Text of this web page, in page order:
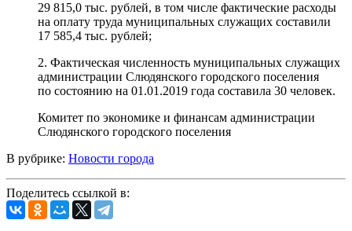
29 815,0 тыс. рублей, в том числе фактические расходы
на оплату труда муниципальных служащих составили
17 585,4 тыс. рублей;
2. Фактическая численность муниципальных служащих
администрации Слюдянского городского поселения
по состоянию на 01.01.2019 года составила 30 человек.
Комитет по экономике и финансам администрации
Слюдянского городского поселения
В рубрике: Новости города
Поделитесь ссылкой в: